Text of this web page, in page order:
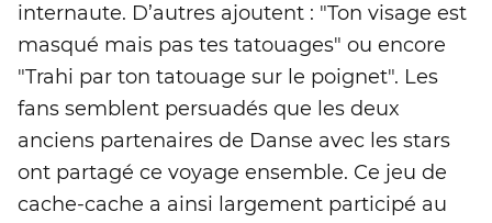
internaute. D’autres ajoutent : "Ton visage est
masqué mais pas tes tatouages" ou encore
"Trahi par ton tatouage sur le poignet". Les
fans semblent persuadés que les deux
anciens partenaires de Danse avec les stars
ont partagé ce voyage ensemble. Ce jeu de
cache-cache a ainsi largement participé au